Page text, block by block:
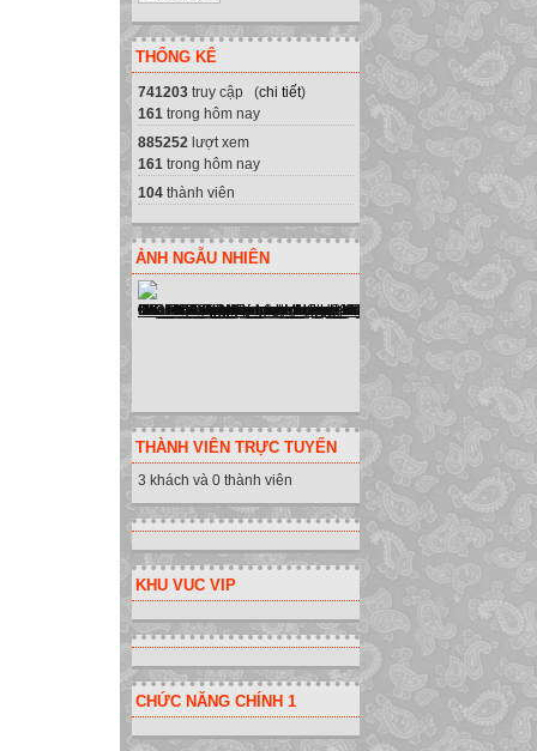
THỐNG KÊ
741203 truy cập (chi tiết)
161 trong hôm nay
885252 lượt xem
161 trong hôm nay
104 thành viên
ẢNH NGẪU NHIÊN
THÀNH VIÊN TRỰC TUYẾN
3 khách và 0 thành viên
KHU VUC VIP
CHỨC NĂNG CHÍNH 1